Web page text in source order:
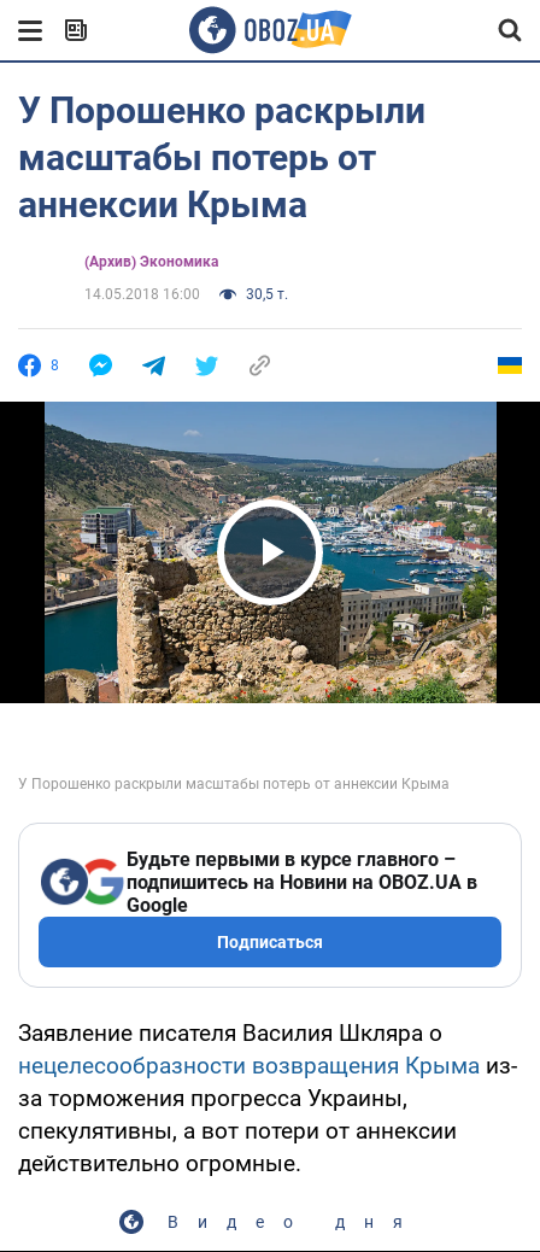
У Порошенко раскрыли
масштабы потерь от
аннексии Крыма
(Архив) Экономика
14.05.2018 16:00
30,5 т.
8
Play Video
Будьте первыми в курсе главного –
подпишитесь на Новини на OBOZ.UA в
Google
Подписаться
Заявление писателя Василия Шкляра о
нецелесообразности возвращения Крыма из-
за торможения прогресса Украины,
спекулятивны, а вот потери от аннексии
действительно огромные.
Видео дня